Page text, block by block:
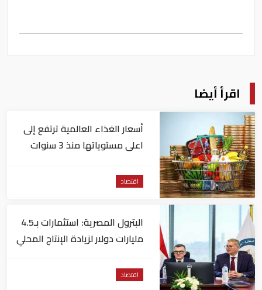
اقرأ أيضا
أسعار الغذاء العالمية ترتفع إلى
اعلى مستوياتها منذ 3 سنوات
اقتصاد
البترول المصرية: استثمارات بـ4.5
مليارات دولار لزيادة الإنتاج المحلي
اقتصاد